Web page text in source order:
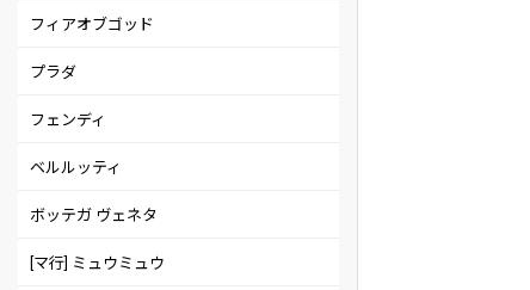
フィアオブゴッド
プラダ
フェンディ
ベルルッティ
ボッテガ ヴェネタ
[マ行] ミュウミュウ